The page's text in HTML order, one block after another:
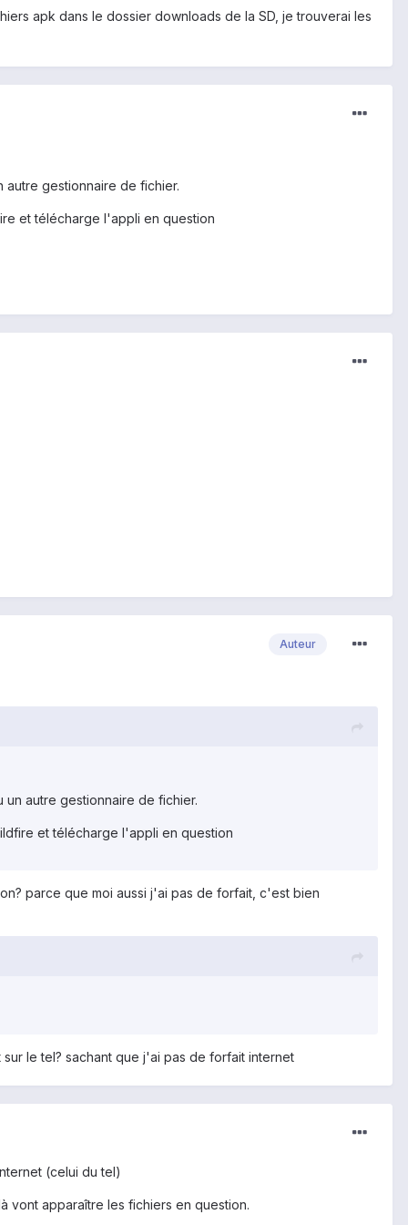
apk dans le dossier downloads de la SD, je trouverai les
autre gestionnaire de fichier.
et télécharge l'appli en question
Auteur
autre gestionnaire de fichier.
et télécharge l'appli en question
parce que moi aussi j'ai pas de forfait, c'est bien
le tel? sachant que j'ai pas de forfait internet
(celui du tel)
vont apparaître les fichiers en question.